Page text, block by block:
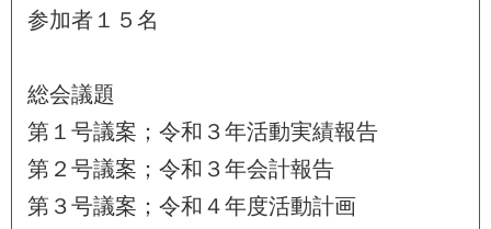
参加者 １ ５ 名
総会議題
第 １ 号議案 ； 令和 ３年活動実績報告
第 ２ 号議案 ； 令和 ３年会計報告
第 ３号議案 ； 令和 ４年度活動計画